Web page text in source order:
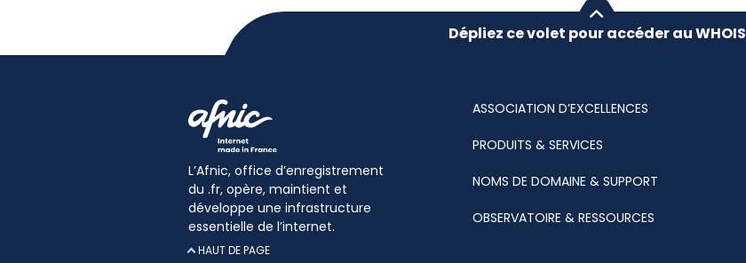
Dépliez ce volet pour accéder au WHOIS
L’Afnic, office d’enregistrement
du .fr, opère, maintient et
développe une infrastructure
essentielle de l’internet.
HAUT DE PAGE
ASSOCIATION D’EXCELLENCES
PRODUITS & SERVICES
NOMS DE DOMAINE & SUPPORT
OBSERVATOIRE & RESSOURCES